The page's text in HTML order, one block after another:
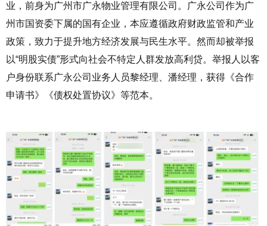
业，前身为广州市广永物业管理有限公司。广永公司作为广
州市国资委下属的国有企业，本应遵循政府财政监管和产业
政策，致力于提升地方经济发展与民生水平。然而却被举报
以“明股实债”形式向社会不特定人群发放高利贷。举报人以客
户身份联系广永公司业务人员黎经理、潘经理，获得《合作
申请书》《债权处置协议》等范本。